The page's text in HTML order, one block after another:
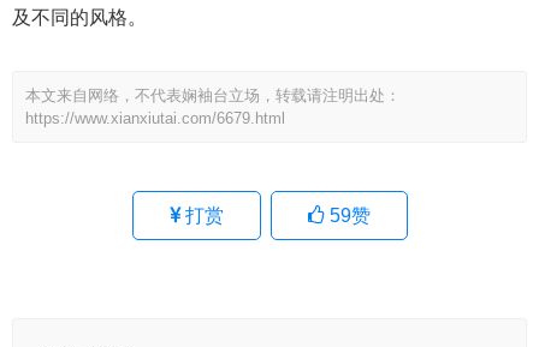
及不同的风格。
本文来自网络，不代表娴袖台立场，转载请注明出处：
https://www.xianxiutai.com/6679.html
打赏 59赞